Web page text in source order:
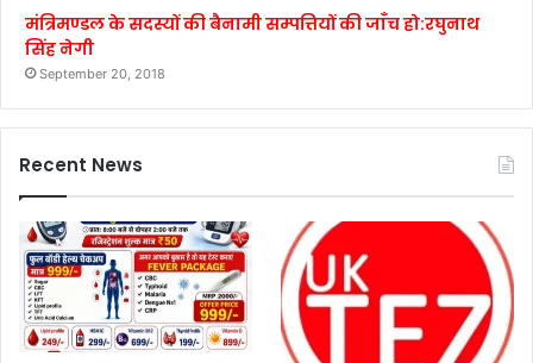
मंत्रिमण्डल के सदस्यों की बैनामी सम्पत्तियों की जाँच हो:रघुनाथ
सिंह नेगी
September 20, 2018
Recent News